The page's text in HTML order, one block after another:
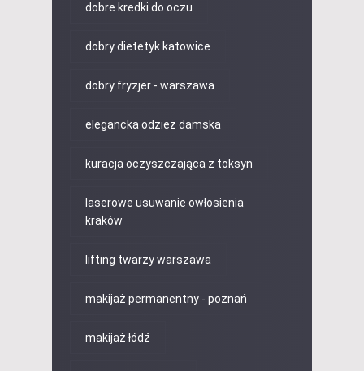
dobre kredki do oczu
dobry dietetyk katowice
dobry fryzjer - warszawa
elegancka odzież damska
kuracja oczyszczająca z toksyn
laserowe usuwanie owłosienia
kraków
lifting twarzy warszawa
makijaż permanentny - poznań
makijaż łódź